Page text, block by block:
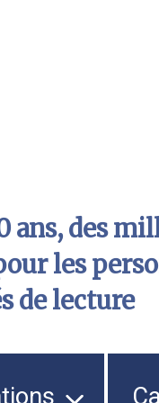
ans, des
les
de lecture